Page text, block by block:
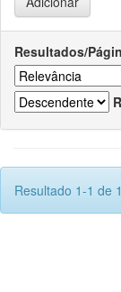
Resultados/
Resultado 1-1 de